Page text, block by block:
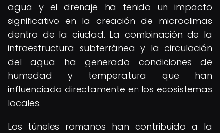
agua y el drenaje ha tenido un impacto
significativo en la creación de microclimas
dentro de la ciudad. La combinación de la
infraestructura subterránea y la circulación
del agua ha generado condiciones de
humedad y temperatura que han
influenciado directamente en los ecosistemas
locales.
Los túneles romanos han contribuido a la